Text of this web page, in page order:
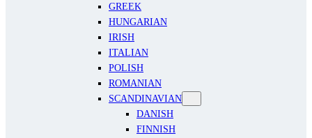
GREEK
HUNGARIAN
IRISH
ITALIAN
POLISH
ROMANIAN
SCANDINAVIAN
DANISH
FINNISH